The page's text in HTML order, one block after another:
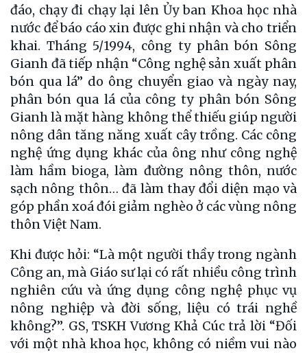
đáo, chạy đi chạy lại lên Ủy ban Khoa học nhà
nước để báo cáo xin được ghi nhận và cho triển
khai. Tháng 5/1994, công ty phân bón Sông
Gianh đã tiếp nhận “Công nghệ sản xuất phân
bón qua lá” do ông chuyển giao và ngày nay,
phân bón qua lá của công ty phân bón Sông
Gianh là mặt hàng không thể thiếu giúp người
nông dân tăng năng xuất cây trồng. Các công
nghệ ứng dụng khác của ông như công nghệ
làm hầm bioga, làm đường nông thôn, nước
sạch nông thôn… đã làm thay đổi diện mạo và
góp phần xoá đói giảm nghèo ở các vùng nông
thôn Việt Nam.
Khi được hỏi: “Là một người thầy trong ngành
Công an, mà Giáo sư lại có rất nhiều công trình
nghiên cứu và ứng dụng công nghệ phục vụ
nông nghiệp và đời sống, liệu có trái nghề
không?”. GS, TSKH Vương Khả Cúc trả lời “Đối
với một nhà khoa học, không có niềm vui nào